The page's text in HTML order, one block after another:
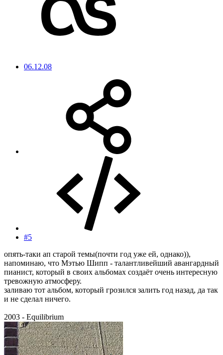
06.12.08
#5
опять-таки ап старой темы(почти год уже ей, однако)),
напоминаю, что Мэтью Шипп - талантливейший авангардный
пианист, который в своих альбомах создаёт очень интересную
тревожную атмосферу.
заливаю тот альбом, который грозился залить год назад, да так
и не сделал ничего.
2003 - Equilibrium